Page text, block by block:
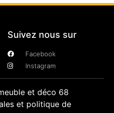
Suivez nous sur
Facebook
Instagram
et déco 68
et politique de